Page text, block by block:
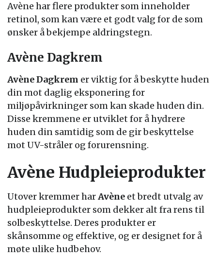
Avène har flere produkter som inneholder
retinol, som kan være et godt valg for de som
ønsker å bekjempe aldringstegn.
Avène Dagkrem
Avène Dagkrem er viktig for å beskytte huden
din mot daglig eksponering for
miljøpåvirkninger som kan skade huden din.
Disse kremmene er utviklet for å hydrere
huden din samtidig som de gir beskyttelse
mot UV-stråler og forurensning.
Avène Hudpleieprodukter
Utover kremmer harAvène et bredt utvalg av
hudpleieprodukter som dekker alt fra rens til
solbeskyttelse. Deres produkter er
skånsomme og effektive, og er designet for å
møte ulike hudbehov.